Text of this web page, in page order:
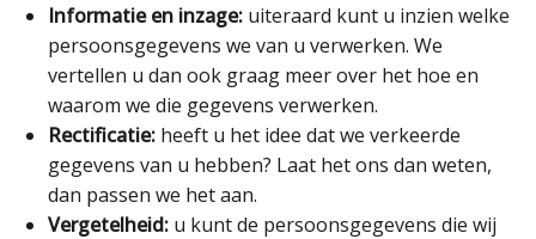
Informatie en inzage: uiteraard kunt u inzien welke
persoonsgegevens we van u verwerken. We
vertellen u dan ook graag meer over het hoe en
waarom we die gegevens verwerken.
Rectificatie: heeft u het idee dat we verkeerde
gegevens van u hebben? Laat het ons dan weten,
dan passen we het aan.
Vergetelheid: u kunt de persoonsgegevens die wij